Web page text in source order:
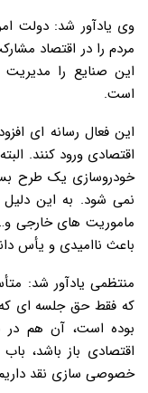
وی یادآور شد: دولت
مردم را در اقتصاد
این صنایع را
است.
این فعال رسانه ای
اقتصادی ورود کنند.
خودروسازی یک طرح
نمی شود. به این دلیل
ماموریت های خارجی
باعث ناامیدی و یأس
منتظمی یادآور شد:
که فقط حق جلسه ای که
بوده است، آن هم
اقتصادی باز باشد،
خصوصی سازی نقد